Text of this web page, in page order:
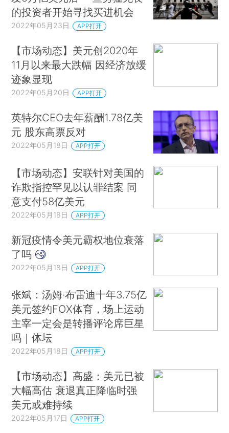
的投资者开始寻找买进机会
2022年05月23日 APP打开
【市场动态】美元创2020年
11月以来最大跌幅 因经济放缓
迹象显现
2022年05月20日 APP打开
英特尔CEO去年薪酬1.78亿美
元 股东高票反对
2022年05月18日 APP打开
【市场动态】安联针对美国的
诈欺指控罕见以认罪结案 同
意支付58亿美元
2022年05月18日 APP打开
新冠疫情令美元霸权地位衰落
了吗
2022年05月18日 APP打开
张斌：汤姆·布雷迪十年3.75亿
美元签约FOX体育，场上运动
主宰一定会是转播评论席巨星
吗｜体坛
2022年05月18日 APP打开
【市场动态】高盛：美元已被
大幅高估 衰退真正降临时强
美元或难持续
2022年05月17日 APP打开